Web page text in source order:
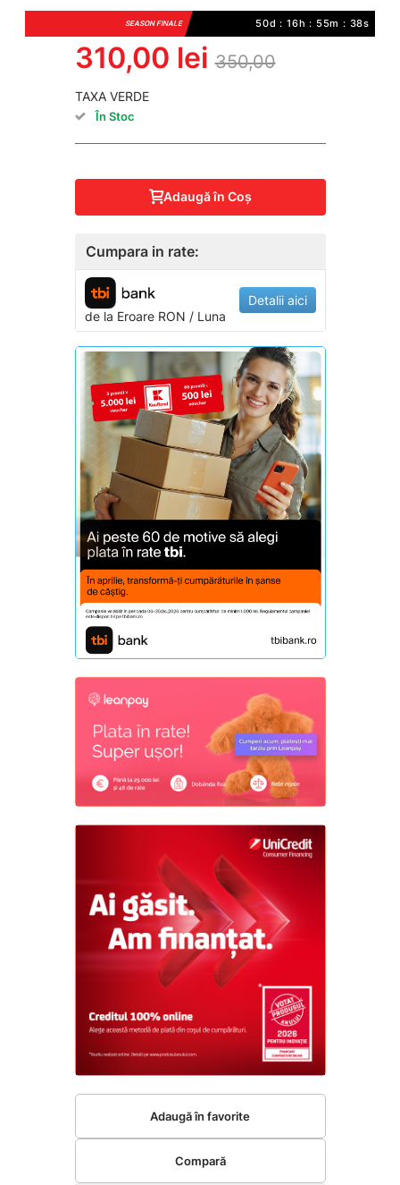
SEASON FINALE 50d : 16h : 55m : 38s
310,00 lei 350,00
TAXA VERDE
În Stoc
Adaugă în Coş
Cumpara in rate:
de la EroareRON / Luna
Detalii aici
Adaugă în favorite
Compară